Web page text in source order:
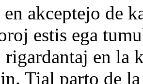
akceptejo de
estis ega
rigardantaj en la
Tial parto de